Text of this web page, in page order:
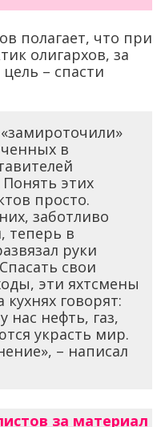
полагает, что при
олигархов, за
– спасти
в
Понять этих
просто.
заботливо
теперь в
руки
свои
эти яхтсмены
говорят:
нас нефть, газ,
украсть мир.
– написал
за материал